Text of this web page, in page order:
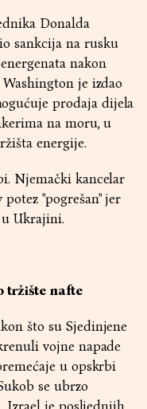
Donalda
sankcija na rusku
nakon
je izdao
prodaja dijela
na moru, u
energije.
Njemački kancelar
"pogrešan" jer
Ukrajini.
tržište nafte
što su Sjedinjene
vojne napade
u opskrbi
se ubrzo